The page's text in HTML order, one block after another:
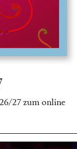
27 zum online